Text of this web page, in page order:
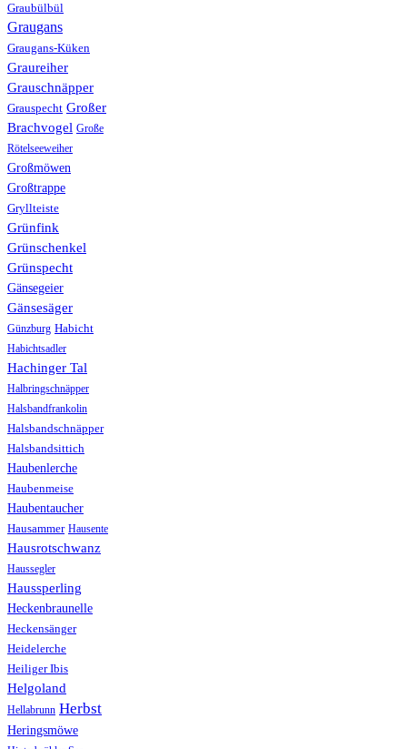
Graubülbül
Graugans
Graugans-Küken
Graureiher
Grauschnäpper
Grauspecht Großer
Brachvogel Große
Rötelseeweiher
Großmöwen
Großtrappe
Gryllteiste
Grünfink
Grünschenkel
Grünspecht
Gänsegeier
Gänsesäger
Günzburg Habicht
Habichtsadler
Hachinger Tal
Halbringschnäpper
Halsbandfrankolin
Halsbandschnäpper
Halsbandsittich
Haubenlerche
Haubenmeise
Haubentaucher
Hausammer Hausente
Hausrotschwanz
Haussegler
Haussperling
Heckenbraunelle
Heckensänger
Heidelerche
Heiliger Ibis
Helgoland
Hellabrunn Herbst
Heringsmöwe